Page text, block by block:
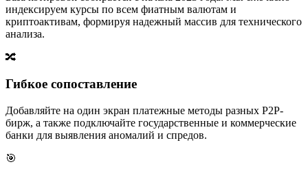
индексируем курсы по всем фиатным валютам и
криптоактивам, формируя надежный массив для технического
анализа.
🔀
Гибкое сопоставление
Добавляйте на один экран платежные методы разных P2P-
бирж, а также подключайте государственные и коммерческие
банки для выявления аномалий и спредов.
🎯